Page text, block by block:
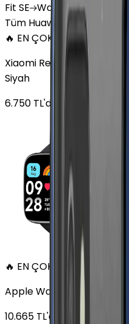
Fit SE WatchFit 3
Tüm Huawei Watch'lar
🔥 EN ÇOK SATAN
Xiaomi Redmi Watch 3
Siyah
6.750 TL'den başlayan
🔥 EN ÇOK SATAN
Apple Watch SE
10.665 TL'den